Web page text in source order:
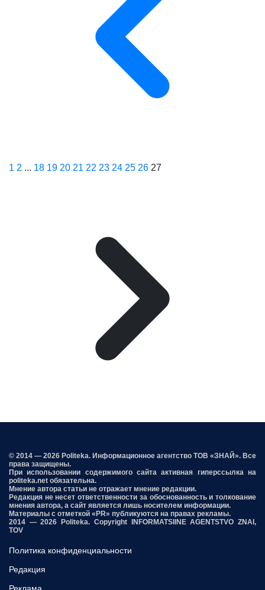
1 2 ... 18 19 20 21 22 23 24 25 26 27
© 2014 — 2026 Politeka. Информационное агентство ТОВ «ЗНАЙ». Все
права защищены.
При использовании содержимого сайта активная гиперссылка на
politeka.net обязательна.
Мнение автора статьи не отражает мнение редакции.
Редакция не несет ответственности за обоснованность и толкование
мнения автора, а сайт является лишь носителем информации.
Материалы с отметкой «PR» публикуются на правах рекламы.
2014 — 2026 Politeka. Copyright INFORMATSIINE AGENTSTVO ZNAI,
TOV
Политика конфиденциальности
Редакция